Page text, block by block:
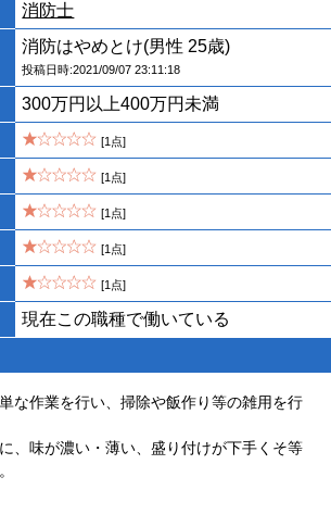
消防士
消防はやめとけ(男性 25歳)
投稿日時:2021/09/07 23:11:18
300万円以上400万円未満
[1点]
[1点]
[1点]
[1点]
[1点]
現在この職種で働いている
な作業を行い、掃除や飯作り等の雑用を行
、味が濃い・薄い、盛り付けが下手くそ等